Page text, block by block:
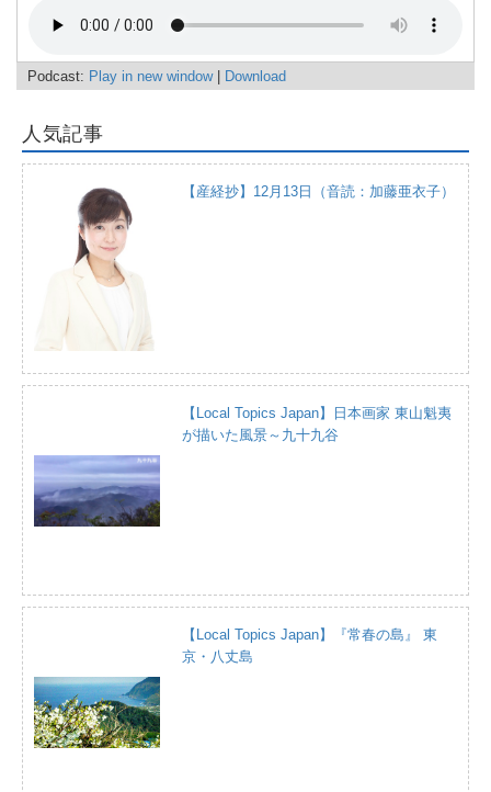
Podcast: Play in new window| Download
人気記事
【産経抄】12月13日（音読：加藤亜衣子）
【Local Topics Japan】日本画家 東山魁夷
が描いた風景～九十九谷
【Local Topics Japan】『常春の島』 東
京・八丈島